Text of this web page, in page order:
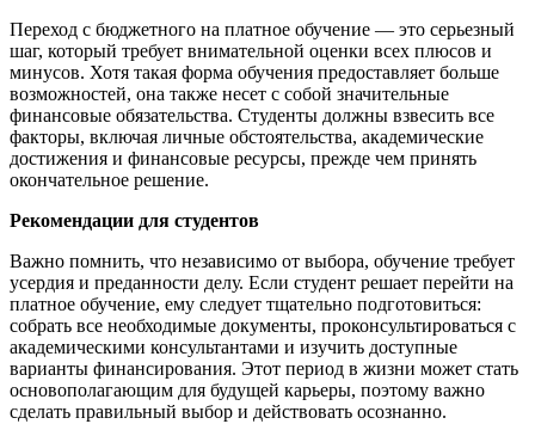
Переход с бюджетного на платное обучение — это серьезный
шаг, который требует внимательной оценки всех плюсов и
минусов. Хотя такая форма обучения предоставляет больше
возможностей, она также несет с собой значительные
финансовые обязательства. Студенты должны взвесить все
факторы, включая личные обстоятельства, академические
достижения и финансовые ресурсы, прежде чем принять
окончательное решение.
Рекомендации для студентов
Важно помнить, что независимо от выбора, обучение требует
усердия и преданности делу. Если студент решает перейти на
платное обучение, ему следует тщательно подготовиться:
собрать все необходимые документы, проконсультироваться с
академическими консультантами и изучить доступные
варианты финансирования. Этот период в жизни может стать
основополагающим для будущей карьеры, поэтому важно
сделать правильный выбор и действовать осознанно.